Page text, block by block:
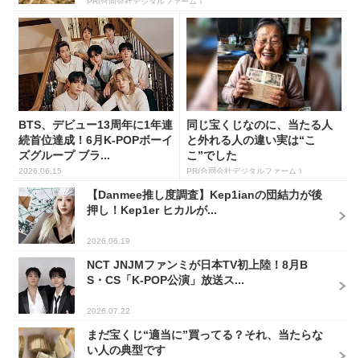
BTS、デビュー13周年に1年連
続首位達成！6月K-POPボーイ
ズグループ ブラ...
2026.06.15
同じ宝くじなのに、当たる人
と外れる人の違い実は“こ
こ”でした
PR(合同会社デジタルファーム )
【Danmee推し度調査】Kep1ianの団結力が後
押し！Kep1er ヒカルが...
2026.06.19
NCT JNJMファンミが日本TV初上陸！8月B
S・CS「K-POP公演」放送ス...
2026.07.22
まだ宝くじ“適当に”買ってる？それ、当たらな
い人の典型です